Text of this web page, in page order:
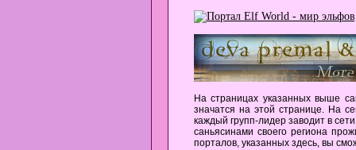
На страницах указанных выше
значатся на этой странице. На
каждый групп-лидер заводит в
саньясинами своего региона
порталов, указанных здесь, вы